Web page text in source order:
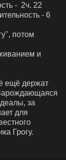
-  2ч. 22
- 6
потом
и
ещё держат
за
для
Грогу.